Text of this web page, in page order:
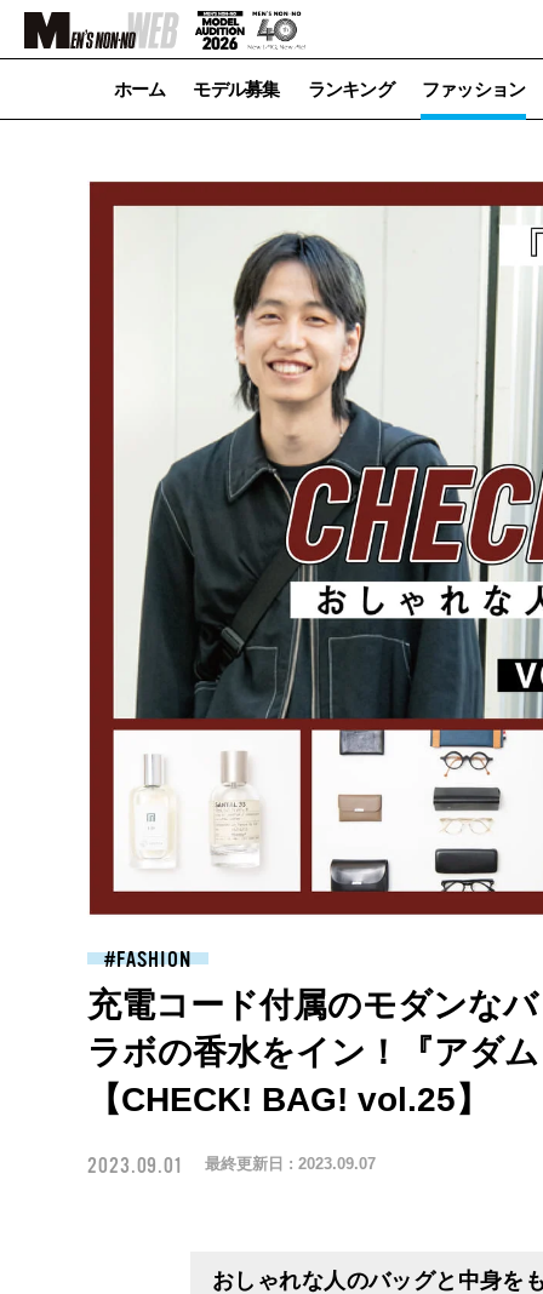
ホーム モデル募集 ランキング ファッション
FASHION
充電コード付属のモダンな
ラボの香水をイン！『アダ
【CHECK! BAG! vol.25】
2023.09.01 最終更新日 : 2023.09.07
おしゃれな人のバッグと中身を